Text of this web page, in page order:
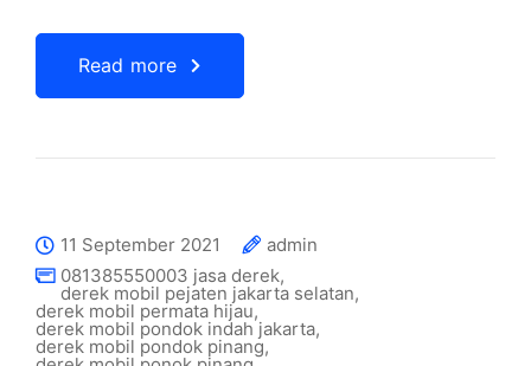
Read more
11 September 2021
admin
081385550003 jasa derek,
derek mobil pejaten jakarta selatan,
derek mobil permata hijau,
derek mobil pondok indah jakarta,
derek mobil pondok pinang,